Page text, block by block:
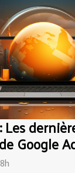
Google